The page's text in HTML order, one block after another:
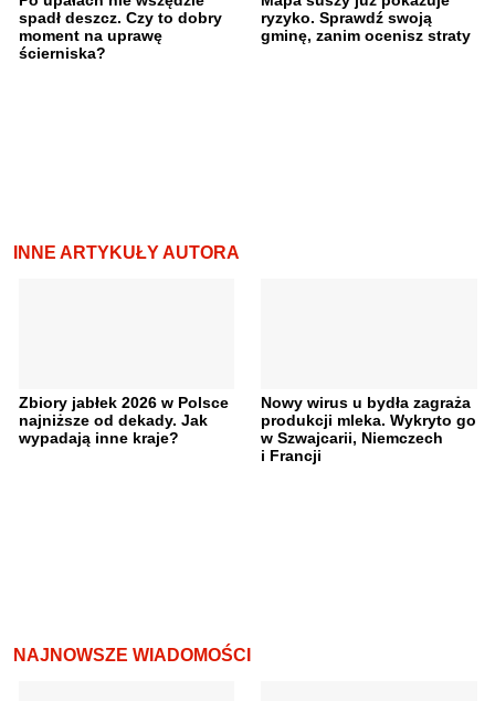
spadł deszcz. Czy to dobry
moment na uprawę
ścierniska?
ryzyko. Sprawdź swoją
gminę, zanim ocenisz straty
INNE ARTYKUŁY AUTORA
Zbiory jabłek 2026 w Polsce
najniższe od dekady. Jak
wypadają inne kraje?
Nowy wirus u bydła zagraża
produkcji mleka. Wykryto go
w Szwajcarii, Niemczech
i Francji
NAJNOWSZE WIADOMOŚCI